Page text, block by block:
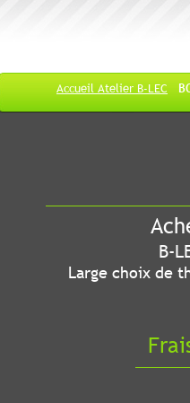
Accueil Atelier B-LEC
B-
Large choix de